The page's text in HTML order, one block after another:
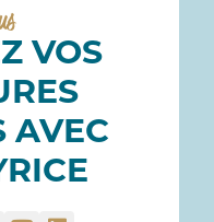
VOS
AVEC